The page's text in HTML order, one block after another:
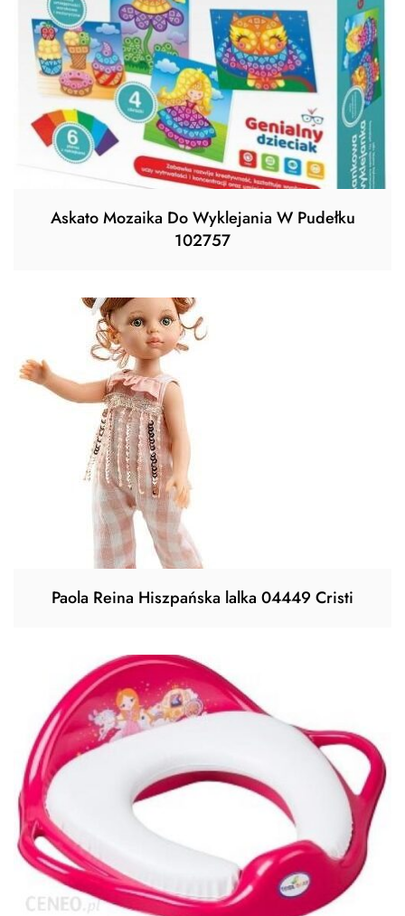
Askato Mozaika Do Wyklejania W Pudełku
102757
Paola Reina Hiszpańska lalka 04449 Cristi